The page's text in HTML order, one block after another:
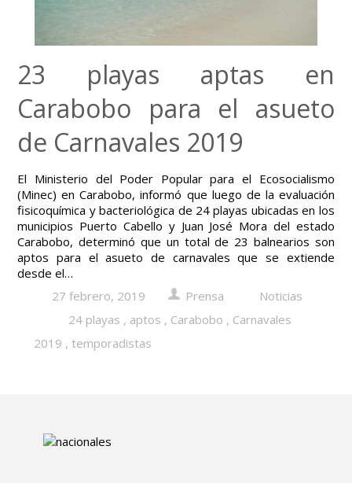
23 playas aptas en
Carabobo para el asueto
de Carnavales 2019
El Ministerio del Poder Popular para el Ecosocialismo
(Minec) en Carabobo, informó que luego de la evaluación
fisicoquímica y bacteriológica de 24 playas ubicadas en los
municipios Puerto Cabello y Juan José Mora del estado
Carabobo, determinó que un total de 23 balnearios son
aptos para el asueto de carnavales que se extiende
desde el…
27 febrero, 2019
Prensa
Noticias
24 playas , aptos , Carabobo , Carnavales
2019 , temporadistas